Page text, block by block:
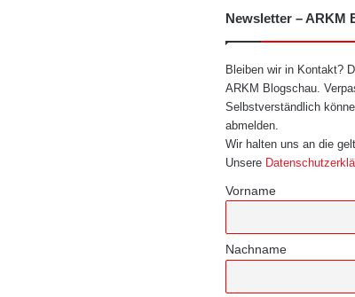
Newsletter – ARKM
Bleiben wir in Kontakt?
ARKM Blogschau.
Selbstverständlich
abmelden.
Wir halten uns an die
Unsere
Vorname
Nachname